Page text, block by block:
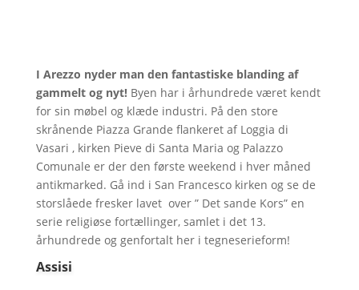
I Arezzo nyder man den fantastiske blanding af
gammelt og nyt!Byen har i århundrede været kendt
for sin møbel og klæde industri. På den store
skrånende Piazza Grande flankeret af Loggia di
Vasari , kirken Pieve di Santa Maria og Palazzo
Comunale er der den første weekend i hver måned
antikmarked. Gå ind i San Francesco kirken og se de
storslåede fresker lavet over ” Det sande Kors” en
serie religiøse fortællinger, samlet i det 13.
århundrede og genfortalt her i tegneserieform!
Assisi